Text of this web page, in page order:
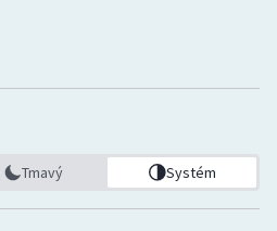
Tmavý Systém